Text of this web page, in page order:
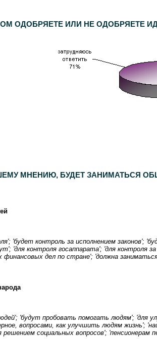
ОДОБРЯЕТЕ ИЛИ НЕ ОДОБРЯЕТЕ
МНЕНИЮ, БУДЕТ ЗАНИМАТЬСЯ
'будет контроль за исполнением законов';
'для контроля госаппарата'; 'для контроля
финансовых дел по стране'; 'должна
'будут пробовать помогать людям'; 'для
вопросами, как улучшить людям жизнь';
социальных вопросов'; 'пенсионерам